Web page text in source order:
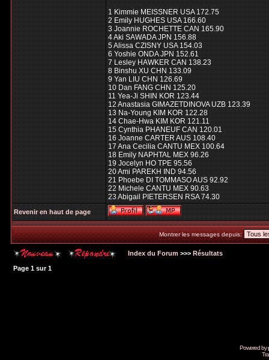
1 Kimmie MEISSNER USA 172.75
2 Emily HUGHES USA 166.60
3 Joannie ROCHETTE CAN 165.90
4 Aki SAWADA JPN 156.88
5 Alissa CZISNY USA 154.03
6 Yoshie ONDA JPN 152.61
7 Lesley HAWKER CAN 138.23
8 Binshu XU CHN 133.09
9 Yan LIU CHN 126.69
10 Dan FANG CHN 125.20
11 Yea-Ji SHIN KOR 123.44
12 Anastasia GIMAZETDINOVA UZB 123.39
13 Na-Young KIM KOR 122.28
14 Chae-Hwa KIM KOR 121.11
15 Cynthia PHANEUF CAN 120.01
16 Joanne CARTER AUS 108.40
17 Ana Cecilia CANTU MEX 100.64
18 Emily NAPHTAL MEX 96.26
19 Jocelyn HO TPE 95.56
20 Ami PAREKH IND 94.56
21 Phoebe DI TOMMASO AUS 92.92
22 Michele CANTU MEX 90.63
23 Abigail PIETERSEN RSA 74.30
Revenir en haut de page
Montrer les messages depuis:
Index du Forum >>> Résultats
Page 1 sur1
Powered by